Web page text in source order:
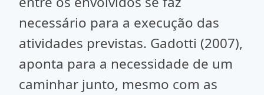
necessário para a execução das
atividades previstas. Gadotti (2007),
aponta para a necessidade de um
caminhar junto, mesmo com as